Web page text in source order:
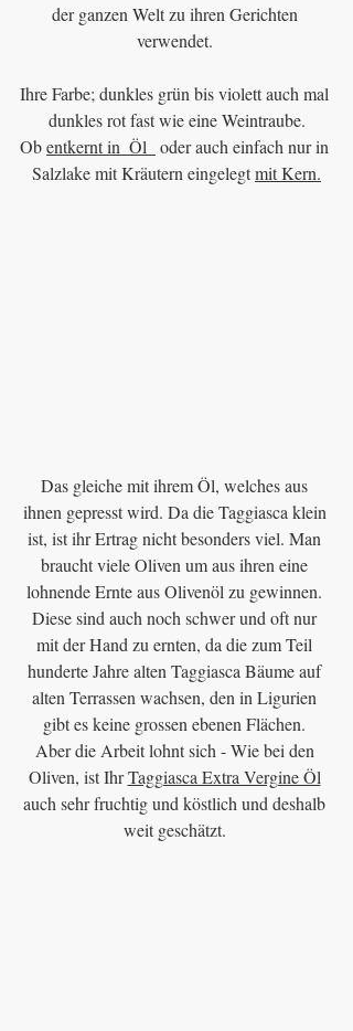
der ganzen Welt zu ihren Gerichten
verwendet.
Ihre Farbe; dunkles grün bis violett auch mal
dunkles rot fast wie eine Weintraube.
Ob entkernt in  Öl
oder auch einfach nur in
Salzlake mit Kräutern eingelegt mit Kern.
Das gleiche mit ihrem Öl, welches aus
ihnen gepresst wird. Da die Taggiasca klein
ist, ist ihr Ertrag nicht besonders viel. Man
braucht viele Oliven um aus ihren eine
lohnende Ernte aus Olivenöl zu gewinnen.
Diese sind auch noch schwer und oft nur
mit der Hand zu ernten, da die zum Teil
hunderte Jahre alten Taggiasca Bäume auf
alten Terrassen wachsen, den in Ligurien
gibt es keine grossen ebenen Flächen.
Aber die Arbeit lohnt sich - Wie bei den
Oliven, ist Ihr Taggiasca Extra Vergine Öl
auch sehr fruchtig und köstlich und deshalb
weit geschätzt.